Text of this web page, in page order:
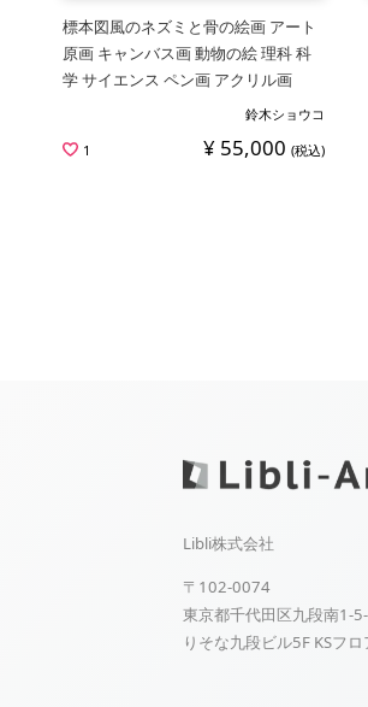
標本図風のネズミと骨の絵画 アート
原画 キャンバス画 動物の絵 理科 科
学 サイエンス ペン画 アクリル画
鈴木ショウコ
1
¥ 55,000(税込)
Libli株式会社
〒102-0074
東京都千代田区九段南1-
りそな九段ビル5F KSフロ